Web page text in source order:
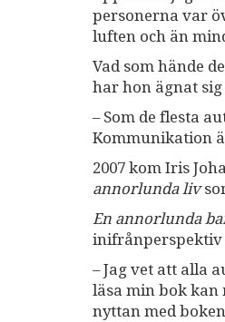
personerna var
luften och än
Vad som hände
har hon ägnat sig
– Som de flesta
Kommunikation
2007 kom Iris
annorlunda liv
En annorlunda
inifrånperspektiv
– Jag vet att alla
läsa min bok kan
nyttan med